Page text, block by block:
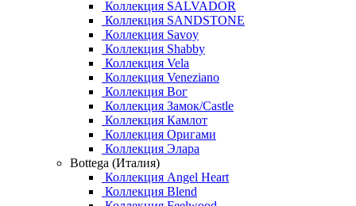
Коллекция SALVADOR
Коллекция SANDSTONE
Коллекция Savoy
Коллекция Shabby
Коллекция Vela
Коллекция Veneziano
Коллекция Вог
Коллекция Замок/Castle
Коллекция Камлот
Коллекция Оригами
Коллекция Элара
Bottega (Италия)
Коллекция Angel Heart
Коллекция Blend